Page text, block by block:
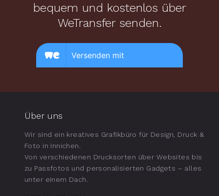
bequem und kostenlos über
WeTransfer senden.
Über uns
Wir sind ein kreatives Grafikbüro für Design, Druck &
Foto in Innichen.
Von verschiedenen Drucksorten über Websites bis
zu Passfotos und personalisierten Gadgets – alles
unter einem Dach.